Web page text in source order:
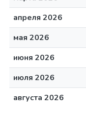
апреля 2026
мая 2026
июня 2026
июля 2026
августа 2026